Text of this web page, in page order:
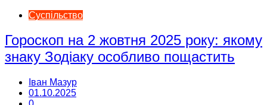
Суспільство
Гороскоп на 2 жовтня 2025 року: якому
знаку Зодіаку особливо пощастить
Іван Мазур
01.10.2025